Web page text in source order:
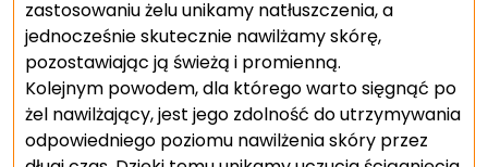
zastosowaniu żelu unikamy natłuszczenia, a
jednocześnie skutecznie nawilżamy skórę,
pozostawiając ją świeżą i promienną.
Kolejnym powodem, dla którego warto sięgnąć po
żel nawilżający, jest jego zdolność do utrzymywania
odpowiedniego poziomu nawilżenia skóry przez